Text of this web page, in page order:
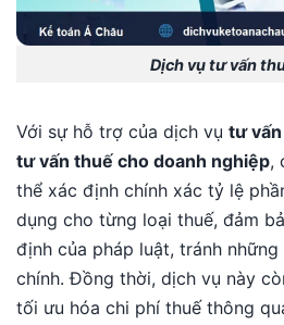
Dịch vụ tư vấn
Với sự hỗ trợ của dịch vụ tư
tư vấn thuế cho doanh nghiệp,
thể xác định chính xác tỷ lệ
dụng cho từng loại thuế, đảm
định của pháp luật, tránh
chính. Đồng thời, dịch vụ này
tối ưu hóa chi phí thuế thông